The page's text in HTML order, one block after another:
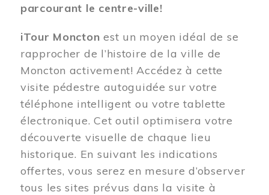
parcourant le centre-ville!
iTour Moncton est un moyen idéal de se
rapprocher de l’histoire de la ville de
Moncton activement! Accédez à cette
visite pédestre autoguidée sur votre
téléphone intelligent ou votre tablette
électronique. Cet outil optimisera votre
découverte visuelle de chaque lieu
historique. En suivant les indications
offertes, vous serez en mesure d’observer
tous les sites prévus dans la visite à